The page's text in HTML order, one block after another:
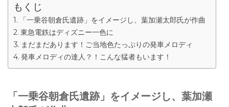
もくじ
「一乗谷朝倉氏遺跡」をイメージし、葉加瀬太郎氏が作曲
東急電鉄はディズニー一色に
まだまだあります！ご当地色たっぷりの発車メロディ
発車メロディの達人？！こんな猛者もいます！
「一乗谷朝倉氏遺跡」をイメージし、葉加瀬